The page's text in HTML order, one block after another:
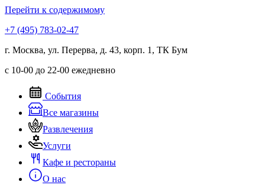
Перейти к содержимому
+7 (495) 783-02-47
г. Москва, ул. Перерва, д. 43, корп. 1, ТК Бум
с 10-00 до 22-00 ежедневно
События
Все магазины
Развлечения
Услуги
Кафе и рестораны
О нас